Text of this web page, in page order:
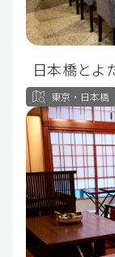
日本橋とよ
東京・日本橋